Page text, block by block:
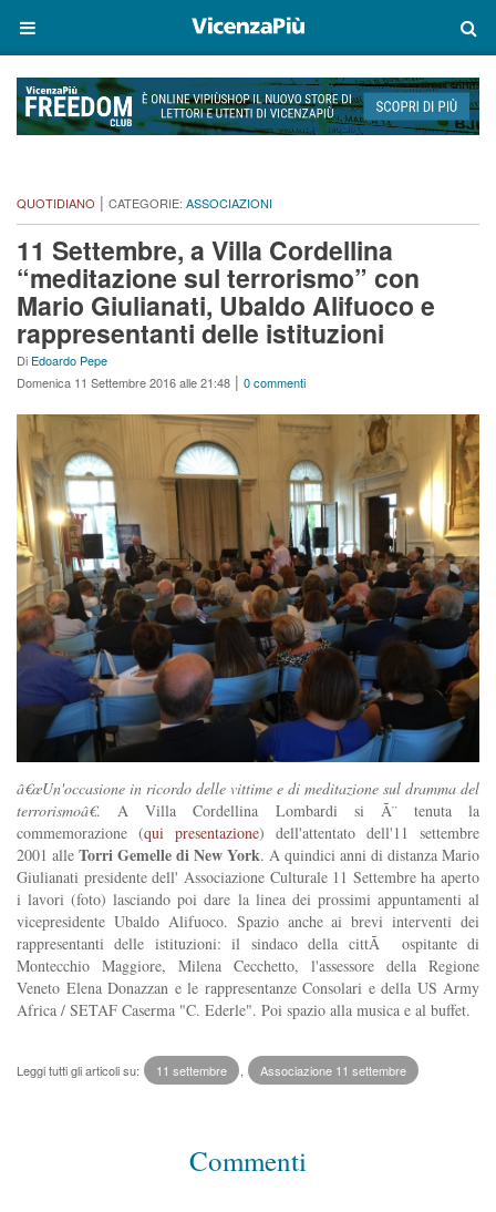
QUOTIDIANO | CATEGORIE: ASSOCIAZIONI
11 Settembre, a Villa Cordellina
“meditazione sul terrorismo” con
Mario Giulianati, Ubaldo Alifuoco e
rappresentanti delle istituzioni
Di Edoardo Pepe
Domenica 11 Settembre 2016 alle 21:48 | 0 commenti
â€œUn'occasione in ricordo delle vittime e di meditazione sul dramma del
terrorismoâ€. A Villa Cordellina Lombardi si Ã¨ tenuta la
commemorazione (qui presentazione) dell'attentato dell'11 settembre
2001 alle Torri Gemelle di New York. A quindici anni di distanza Mario
Giulianati presidente dell' Associazione Culturale 11 Settembre ha aperto
i lavori (foto) lasciando poi dare la linea dei prossimi appuntamenti al
vicepresidente Ubaldo Alifuoco. Spazio anche ai brevi interventi dei
rappresentanti delle istituzioni: il sindaco della cittÃ ospitante di
Montecchio Maggiore, Milena Cecchetto, l'assessore della Regione
Veneto Elena Donazzan e le rappresentanze Consolari e della US Army
Africa / SETAF Caserma "C. Ederle". Poi spazio alla musica e al buffet.
Leggi tutti gli articoli su: 11 settembre Associazione 11 settembre
Commenti